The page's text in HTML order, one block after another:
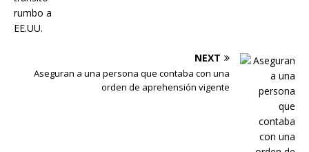
NEXT
Aseguran a una persona que contaba con una
orden de aprehensión vigente